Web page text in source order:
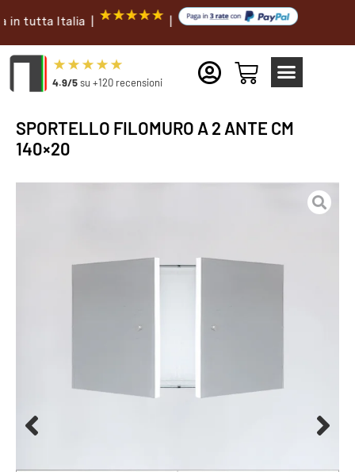
Italia | |
4.9/5su +120 recensioni
SPORTELLO FILOMURO A 2 ANTE CM
140×20